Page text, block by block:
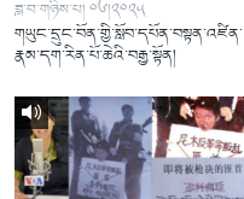
ཟླ་བ་གཉིས་པ། ༠༦།༢༠༢༥
གཡུང་དྲུང་བོན་གྱི་སློབ་དཔོན་བསྟན་འཛིན་
རྣམ་དག་རིན་པོ་ཆེའི་བརྒྱ་སྟོན།